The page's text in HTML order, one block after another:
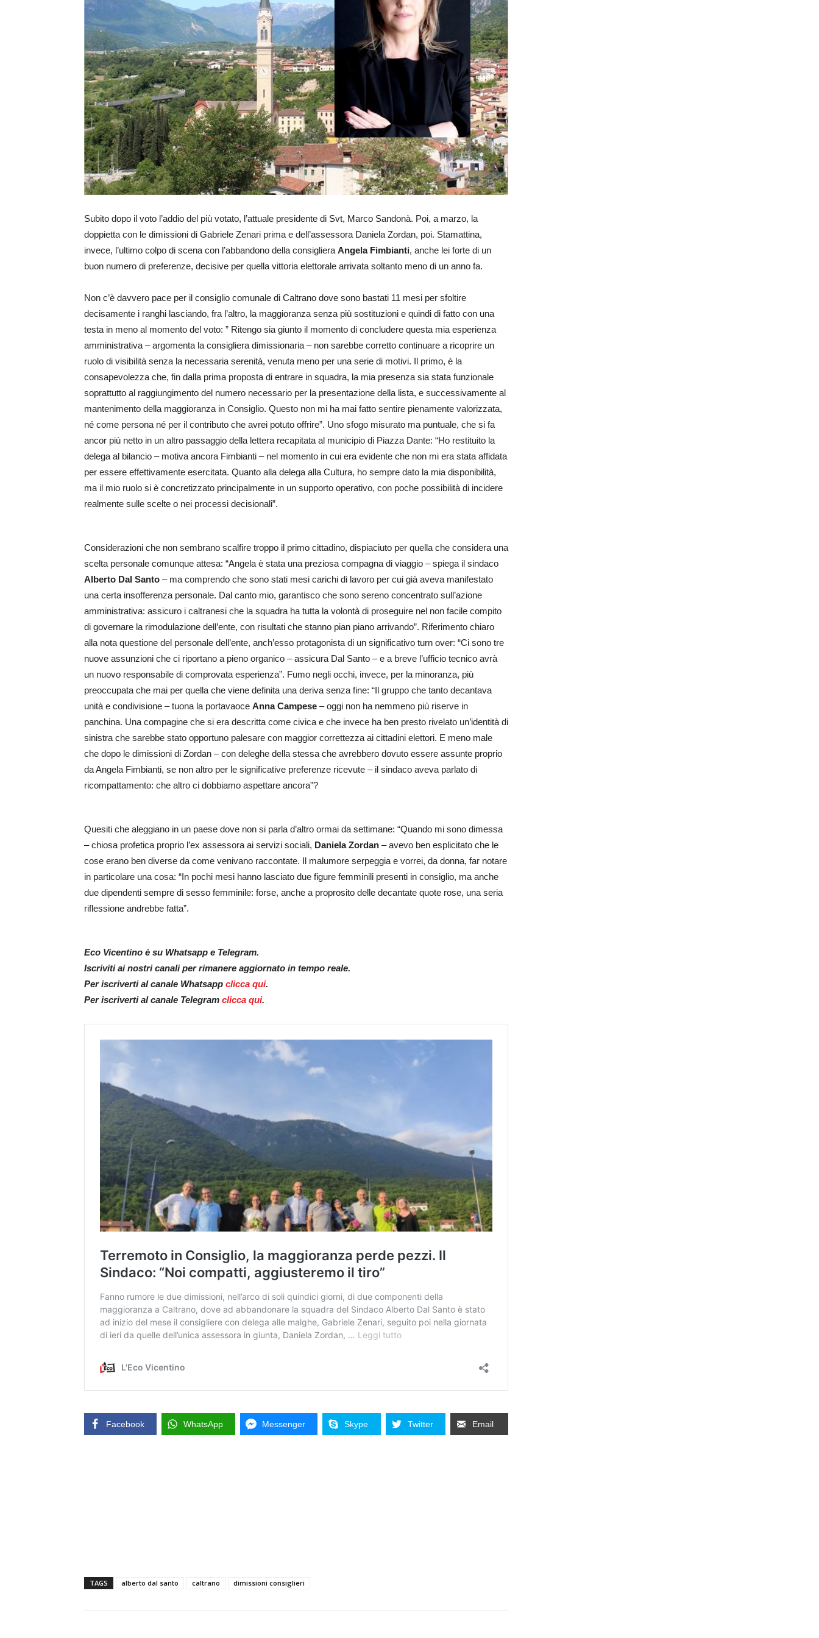
Subito dopo il voto l’addio del più votato, l’attuale presidente di Svt, Marco Sandonà. Poi, a marzo, la
doppietta con le dimissioni di Gabriele Zenari prima e dell’assessora Daniela Zordan, poi. Stamattina,
invece, l’ultimo colpo di scena con l’abbandono della consigliera Angela Fimbianti, anche lei forte di un
buon numero di preferenze, decisive per quella vittoria elettorale arrivata soltanto meno di un anno fa.
Non c’è davvero pace per il consiglio comunale di Caltrano dove sono bastati 11 mesi per sfoltire
decisamente i ranghi lasciando, fra l’altro, la maggioranza senza più sostituzioni e quindi di fatto con una
testa in meno al momento del voto: ” Ritengo sia giunto il momento di concludere questa mia esperienza
amministrativa – argomenta la consigliera dimissionaria – non sarebbe corretto continuare a ricoprire un
ruolo di visibilità senza la necessaria serenità, venuta meno per una serie di motivi. Il primo, è la
consapevolezza che, fin dalla prima proposta di entrare in squadra, la mia presenza sia stata funzionale
soprattutto al raggiungimento del numero necessario per la presentazione della lista, e successivamente al
mantenimento della maggioranza in Consiglio. Questo non mi ha mai fatto sentire pienamente valorizzata,
né come persona né per il contributo che avrei potuto offrire”. Uno sfogo misurato ma puntuale, che si fa
ancor più netto in un altro passaggio della lettera recapitata al municipio di Piazza Dante: “Ho restituito la
delega al bilancio – motiva ancora Fimbianti – nel momento in cui era evidente che non mi era stata affidata
per essere effettivamente esercitata. Quanto alla delega alla Cultura, ho sempre dato la mia disponibilità,
ma il mio ruolo si è concretizzato principalmente in un supporto operativo, con poche possibilità di incidere
realmente sulle scelte o nei processi decisionali”.
Considerazioni che non sembrano scalfire troppo il primo cittadino, dispiaciuto per quella che considera una
scelta personale comunque attesa: “Angela è stata una preziosa compagna di viaggio – spiega il sindaco
Alberto Dal Santo – ma comprendo che sono stati mesi carichi di lavoro per cui già aveva manifestato
una certa insofferenza personale. Dal canto mio, garantisco che sono sereno concentrato sull’azione
amministrativa: assicuro i caltranesi che la squadra ha tutta la volontà di proseguire nel non facile compito
di governare la rimodulazione dell’ente, con risultati che stanno pian piano arrivando”. Riferimento chiaro
alla nota questione del personale dell’ente, anch’esso protagonista di un significativo turn over: “Ci sono tre
nuove assunzioni che ci riportano a pieno organico – assicura Dal Santo – e a breve l’ufficio tecnico avrà
un nuovo responsabile di comprovata esperienza”. Fumo negli occhi, invece, per la minoranza, più
preoccupata che mai per quella che viene definita una deriva senza fine: “Il gruppo che tanto decantava
unità e condivisione – tuona la portavaoce Anna Campese – oggi non ha nemmeno più riserve in
panchina. Una compagine che si era descritta come civica e che invece ha ben presto rivelato un’identità di
sinistra che sarebbe stato opportuno palesare con maggior correttezza ai cittadini elettori. E meno male
che dopo le dimissioni di Zordan – con deleghe della stessa che avrebbero dovuto essere assunte proprio
da Angela Fimbianti, se non altro per le significative preferenze ricevute – il sindaco aveva parlato di
ricompattamento: che altro ci dobbiamo aspettare ancora”?
Quesiti che aleggiano in un paese dove non si parla d’altro ormai da settimane: “Quando mi sono dimessa
– chiosa profetica proprio l’ex assessora ai servizi sociali, Daniela Zordan – avevo ben esplicitato che le
cose erano ben diverse da come venivano raccontate. Il malumore serpeggia e vorrei, da donna, far notare
in particolare una cosa: “In pochi mesi hanno lasciato due figure femminili presenti in consiglio, ma anche
due dipendenti sempre di sesso femminile: forse, anche a proprosito delle decantate quote rose, una seria
riflessione andrebbe fatta”.
Eco Vicentino è su Whatsapp e Telegram.
Iscriviti ai nostri canali per rimanere aggiornato in tempo reale.
Per iscriverti al canale Whatsapp clicca qui.
Per iscriverti al canale Telegram clicca qui.
Facebook WhatsApp Messenger Skype Twitter Email
TAGS alberto dal santo caltrano dimissioni consiglieri